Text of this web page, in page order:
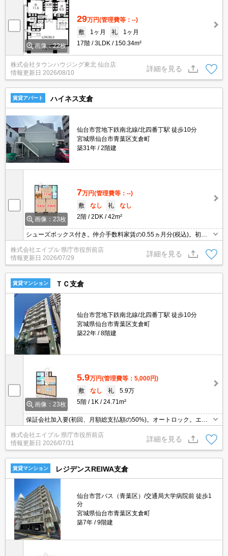
画像：22枚
29万円(管理費等：--)
敷
1ヶ月 礼
1ヶ月
17階
3LDK 150.34m²
株式会社タウンハウジング東北 仙台店
情報更新日 2026/08/10
詳細を見る
賃貸アパート ハイネス支倉
仙台市営地下鉄南北線/北四番丁駅 徒歩10分
宮城県仙台市青葉区支倉町
築31年
2階建
画像：23枚
7万円(管理費等：--)
敷
なし 礼
なし
2階
2DK 42m²
シューズボックス付き。仲介手数料家賃の0.55ヵ月分(税込)。初期
費用カード払い可。TVインターホン付き。物置あり。デジタルキ
ー。
株式会社エイブル 県庁市役所前店
情報更新日 2026/07/29
詳細を見る
賃貸マンション ＴＣ支倉
仙台市営地下鉄南北線/北四番丁駅 徒歩10分
宮城県仙台市青葉区支倉町
築22年
8階建
画像：23枚
5.9万円(管理費等：5,000円)
敷
なし 礼
5.9万
5階
1K 24.71m²
保証会社加入要(初回、月額総支払額の50%)。オートロック。エレ
ベーターあり。TVインターホン付き。温水洗浄便座付き。クローゼ
ット付。シャワー付独立洗面台。インターネット無料。初期費用カ
ード払い可。
株式会社エイブル 県庁市役所前店
情報更新日 2026/07/31
詳細を見る
賃貸マンション レジデンスREIWA支倉
仙台市営バス（青葉区）/交通局大学病院前 徒歩1
分
宮城県仙台市青葉区支倉町
築7年
9階建